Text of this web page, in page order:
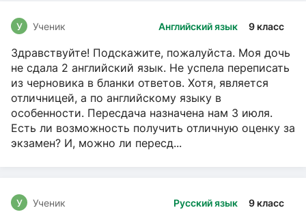
Английский язык 9 класс
У Ученик
Здравствуйте! Подскажите, пожалуйста. Моя дочь
не сдала 2 английский язык. Не успела переписать
из черновика в бланки ответов. Хотя, является
отличницей, а по английскому языку в
особенности. Пересдача назначена нам 3 июля.
Есть ли возможность получить отличную оценку за
экзамен? И, можно ли пересд...
Русский язык 9 класс
У Ученик